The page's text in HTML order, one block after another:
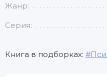
Жанр:
Серия:
Книга в подборках: